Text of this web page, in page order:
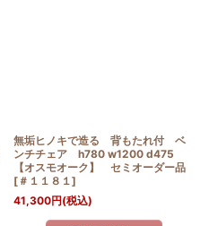
無垢ヒノキで造る 背もたれ付 ベ
ンチチェア h780 w1200 d475
【オスモオーク】 セミオーダー品
[ ＃１１８１]
41,300円(税込)